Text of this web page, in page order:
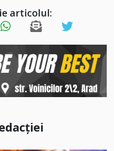
articolul: